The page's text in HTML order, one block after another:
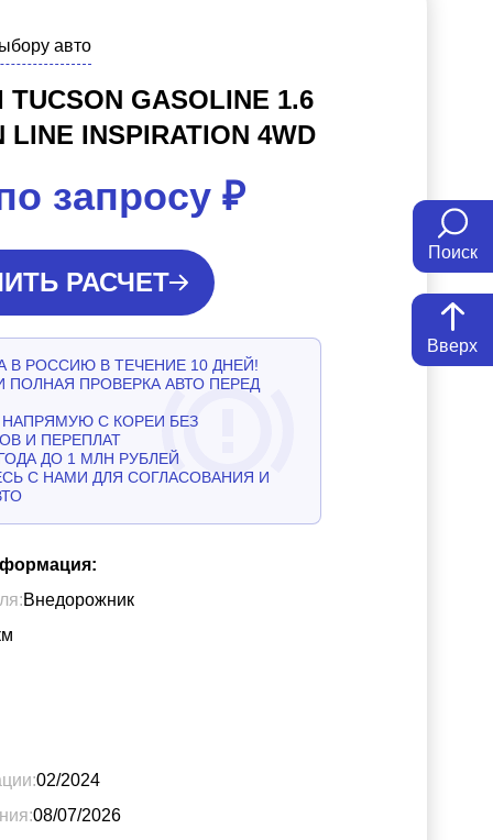
Поиск
Вверх
авто
TUCSON GASOLINE 1.6
LINE INSPIRATION 4WD
запросу ₽
РАСЧЕТ
В РОССИЮ В ТЕЧЕНИЕ 10 ДНЕЙ!
ПОЛНАЯ ПРОВЕРКА АВТО ПЕРЕД
С КОРЕИ БЕЗ
И ПЕРЕПЛАТ
ДО 1 МЛН РУБЛЕЙ
С НАМИ ДЛЯ СОГЛАСОВАНИЯ И
Внедорожник
02/2024
08/07/2026